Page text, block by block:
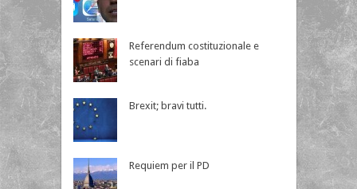
Referendum costituzionale e
scenari di fiaba
Brexit; bravi tutti.
Requiem per il PD